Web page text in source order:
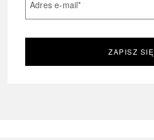
Adres e-mail*
ZAPISZ SIĘ